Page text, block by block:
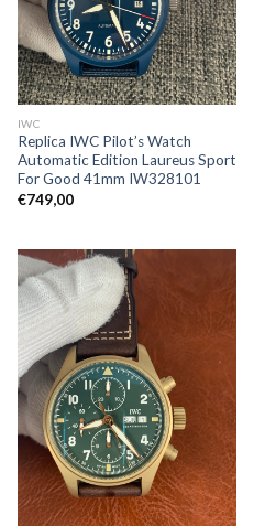
IWC
Replica IWC Pilot’s Watch
Automatic Edition Laureus Sport
For Good 41mm IW328101
€749,00